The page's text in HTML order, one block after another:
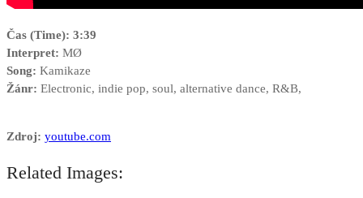
Čas (Time): 3:39
Interpret: MØ
Song: Kamikaze
Žánr: Electronic, indie pop, soul, alternative dance, R&B,
Zdroj: youtube.com
Related Images: